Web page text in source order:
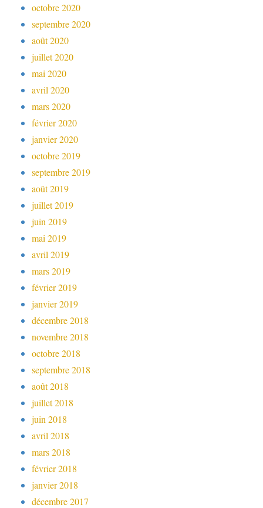
octobre 2020
septembre 2020
août 2020
juillet 2020
mai 2020
avril 2020
mars 2020
février 2020
janvier 2020
octobre 2019
septembre 2019
août 2019
juillet 2019
juin 2019
mai 2019
avril 2019
mars 2019
février 2019
janvier 2019
décembre 2018
novembre 2018
octobre 2018
septembre 2018
août 2018
juillet 2018
juin 2018
avril 2018
mars 2018
février 2018
janvier 2018
décembre 2017